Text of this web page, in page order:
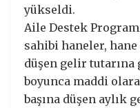
yükseldi.
Aile Destek
sahibi haneler,
düşen gelir tutarına
boyunca maddi
başına düşen aylık